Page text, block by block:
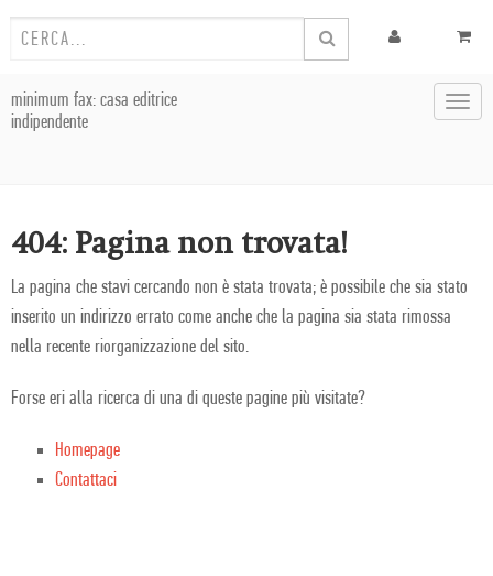
minimum fax: casa editrice
indipendente
404: Pagina non trovata!
La pagina che stavi cercando non è stata trovata; è possibile che sia stato
inserito un indirizzo errato come anche che la pagina sia stata rimossa
nella recente riorganizzazione del sito.
Forse eri alla ricerca di una di queste pagine più visitate?
Homepage
Contattaci